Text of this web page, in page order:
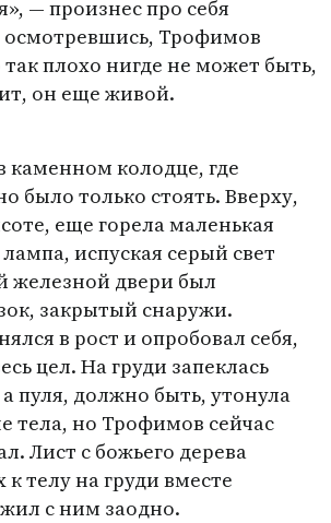
— произнес про себя
Трофимов
так плохо нигде не может быть,
он еще живой.
каменном колодце, где
было только стоять. Вверху,
еще горела маленькая
испуская серый свет
железной двери был
закрытый снаружи.
в рост и опробовал себя,
цел. На груди запеклась
пуля, должно быть, утонула
тела, но Трофимов сейчас
Лист с божьего дерева
телу на груди вместе
с ним заодно.